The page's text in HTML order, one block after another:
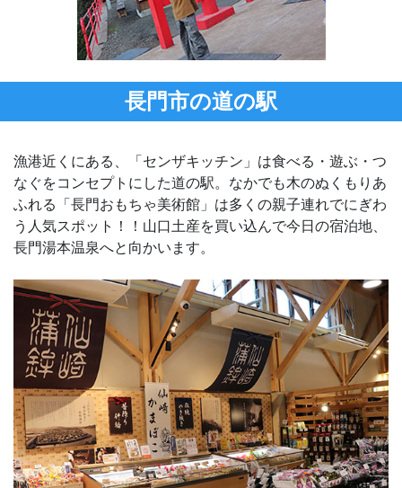
長門市の道の駅
漁港近くにある、「センザキッチン」は食べる・遊ぶ・つ
なぐをコンセプトにした道の駅。なかでも木のぬくもりあ
ふれる「長門おもちゃ美術館」は多くの親子連れでにぎわ
う人気スポット！！山口土産を買い込んで今日の宿泊地、
長門湯本温泉へと向かいます。